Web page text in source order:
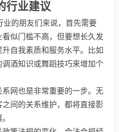
行业建议
的朋友们来说，首先需要
似门槛不高，但要想长久发
自我素质和服务水平。比如
酒知识或舞蹈技巧来增加个
网也是非常重要的一步。无
间的关系维护，都将直接影